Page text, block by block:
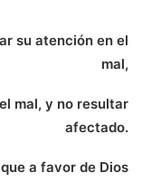
su atención en el
mal,
mal, y no resultar
afectado.
a favor de Dios